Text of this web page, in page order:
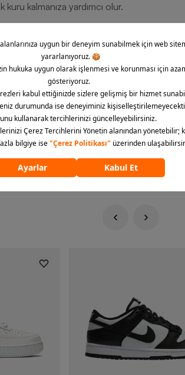
kalmanıza yardımcı olur.
benimser.
sergileyebileceğiniz hem de yüksek
üzerinden hemen sipariş vererek futbol
dostu bir moda tercihinde bulunabilirsiniz!